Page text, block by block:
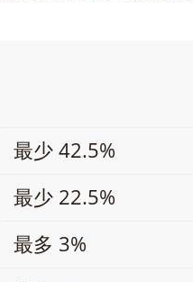
最少 42.5%
最少 22.5%
最多 3%